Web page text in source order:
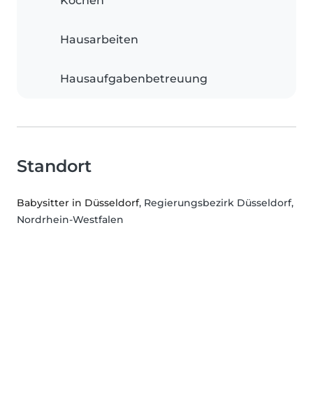
Hausarbeiten
Hausaufgabenbetreuung
Standort
Babysitter in Düsseldorf, Regierungsbezirk Düsseldorf,
Nordrhein-Westfalen